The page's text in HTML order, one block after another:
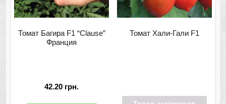
Томат Багира F1 “Clause”
Франция
42.20 грн.
Томат Хали-Гали F1